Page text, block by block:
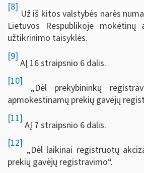
[8]
Už iš kitos valstybės narės
Lietuvos Respublikoje mokėtinų
užtikrinimo taisyklės.
[9]
AĮ 16 straipsnio 6 dalis.
[10]
„Dėl prekybininkų
apmokestinamų prekių gavėjų
[11]
AĮ 7 straipsnio 6 dalis.
[12]
„Dėl laikinai registruotų
prekių gavėjų registravimo“.